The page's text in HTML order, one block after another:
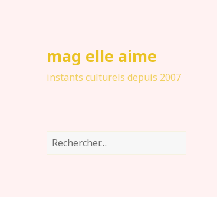
mag elle aime
instants culturels depuis 2007
Rechercher :